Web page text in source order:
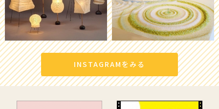
INSTAGRAMをみる